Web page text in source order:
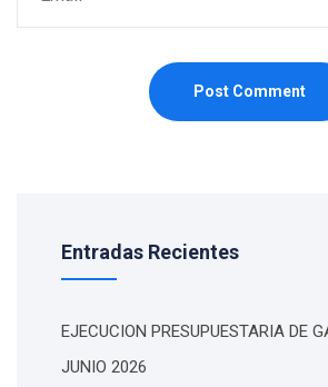
Post Comment
Entradas Recientes
EJECUCION PRESUPUESTARIA DE
JUNIO 2026